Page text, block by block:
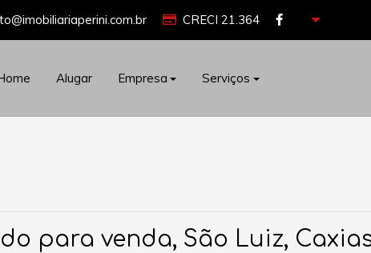
CRECI 21.364
Alugar Empresa Serviços
para venda, São Luiz,